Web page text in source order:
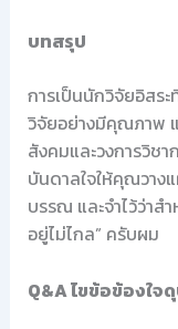
บทสรุป
การเป็นนักวิจัยอิสร
วิจัยอย่างมีคุณภาพ
สังคมและวงการวิช
บันดาลใจให้คุณวาง
บรรณ และจำไว้ว่าส
อยู่ไม่ไกล” ครับผม
Q&A ไขข้อข้องใ